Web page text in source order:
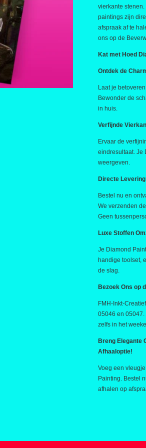
vierkante
paintings zijn
afspraak af te
ons op de
Kat met Hoed
Ontdek de
Laat je
Bewonder de
in huis.
Verfijnde
Ervaar de
eindresultaat. Je
weergeven.
Directe
Bestel nu en
We verzenden
Geen
Luxe Stoffen
Je Diamond
handige toolset,
de slag.
Bezoek Ons op
FMH-Inkt-
05046 en 05047.
zelfs in het
Breng Elegante
Afhaaloptie!
Voeg een
Painting. Bestel
afhalen op